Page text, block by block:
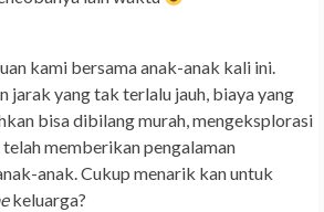
kami bersama anak-anak kali ini.
jarak yang tak terlalu jauh, biaya yang
bisa dibilang murah, mengeksplorasi
telah memberikan pengalaman
anak. Cukup menarik kan untuk
keluarga?